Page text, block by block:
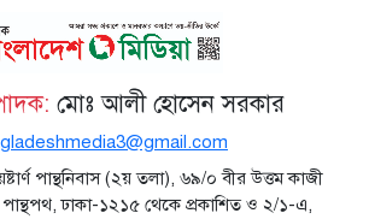
মোঃ আলী হোসেন সরকার
পান্থনিবাস (২য় তলা), ৬৯/০ বীর উত্তম কাজী
ঢাকা-১২১৫ থেকে প্রকাশিত ও ২/১-এ,